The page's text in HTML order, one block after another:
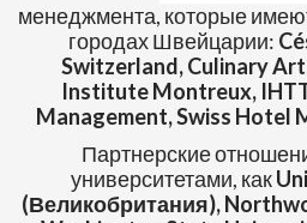
менеджмента, которые
городах Швейцарии:
Switzerland, Culinary
Institute Montreux,
Management, Swiss Hotel
Партнерские
университетами, как
(Великобритания),